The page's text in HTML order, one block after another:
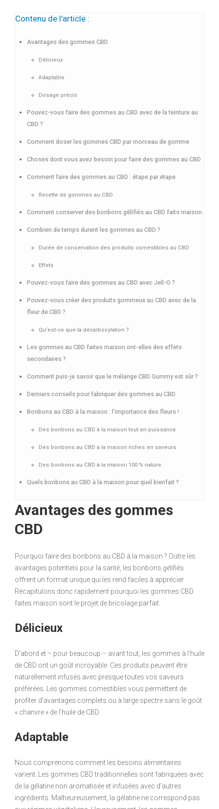
Contenu de l'article :
Avantages des gommes CBD
Délicieux
Adaptable
Dosage précis
Pouvez-vous faire des gommes au CBD avec de la teinture au
CBD ?
Comment doser les gommes CBD par morceau de gomme
Choses dont vous avez besoin pour faire des gommes au CBD
Comment faire des gommes au CBD : étape par étape
Recette de gommes au CBD
Comment conserver des bonbons gélifiés au CBD faits maison
Combien de temps durent les gommes au CBD ?
Durée de conservation des produits comestibles au CBD
Effets
Pouvez-vous faire des gommes au CBD avec Jell-O ?
Pouvez-vous créer des produits gommeux au CBD avec de la
fleur de CBD ?
Qu’est-ce que la décarboxylation ?
Les gommes au CBD faites maison ont-elles des effets
secondaires ?
Comment puis-je savoir que le mélange CBD Gummy est sûr ?
Derniers conseils pour fabriquer des gommes au CBD
Bonbons au CBD à la maison : l’importance des fleurs !
Des bonbons au CBD à la maison tout en puissance
Des bonbons au CBD à la maison riches en saveurs
Des bonbons au CBD à la maison 100 % nature
Quels bonbons au CBD à la maison pour quel bienfait ?
Avantages des gommes
CBD
Pourquoi faire des bonbons au CBD à la maison ? Outre les
avantages potentiels pour la santé, les bonbons gélifiés
offrent un format unique qui les rend faciles à apprécier.
Récapitulons donc rapidement pourquoi les gommes CBD
faites maison sont le projet de bricolage parfait.
Délicieux
D’abord et – pour beaucoup – avant tout, les gommes à l’huile
de CBD ont un goût incroyable. Ces produits peuvent être
naturellement infusés avec presque toutes vos saveurs
préférées. Les gommes comestibles vous permettent de
profiter d’avantages complets ou à large spectre sans le goût
« chanvre » de l’huile de CBD.
Adaptable
Nous comprenons comment les besoins alimentaires
varient. Les gommes CBD traditionnelles sont fabriquées avec
de la gélatine non aromatisée et infusées avec d’autres
ingrédients. Malheureusement, la gélatine ne correspond pas